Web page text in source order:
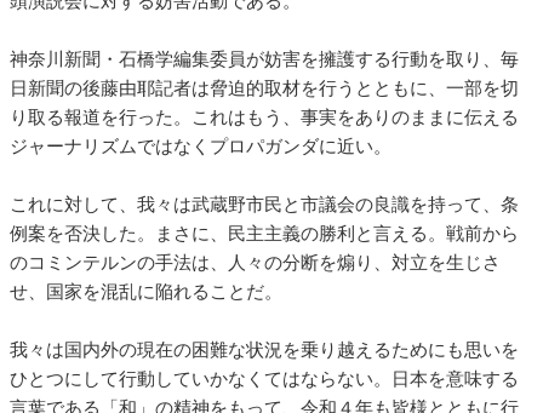
神奈川新聞・石橋学編集委員が妨害を擁護する行動を取り、毎
日新聞の後藤由耶記者は脅迫的取材を行うとともに、一部を切
り取る報道を行った。これはもう、事実をありのままに伝える
ジャーナリズムではなくプロパガンダに近い。
これに対して、我々は武蔵野市民と市議会の良識を持って、条
例案を否決した。まさに、民主主義の勝利と言える。戦前から
のコミンテルンの手法は、人々の分断を煽り、対立を生じさ
せ、国家を混乱に陥れることだ。
我々は国内外の現在の困難な状況を乗り越えるためにも思いを
ひとつにして行動していかなくてはならない。日本を意味する
言葉である「和」の精神をもって、令和４年も皆様とともに行